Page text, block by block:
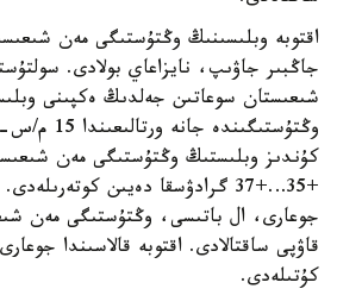
اقتوبە وبلىسىنىڭ وڭتۇستىگى مەن
جاڭبىر جاۋىپ، نايزاعاي بولادى.
شىعىستان سوعاتىن جەلدىڭ ەكپىنى
كۇندىز وبلىستىڭ وڭتۇستىگى مەن
+35…+37 گرادۋسقا دەيىن
جوعارى، ال باتىسى، وڭتۇستىگى مەن
قاۋپى ساقتالادى. اقتوبە قالاسىندا
كۇتىلەدى.